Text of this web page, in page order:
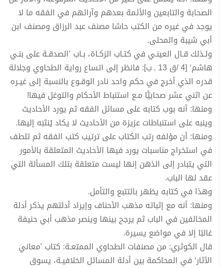
الصحابة والتابعين والأئمة بعدهم وآرائهم في الفقه ما لا
يوجد في غيره من الكتب حاشا مصنف عبد الرزاق ومصنف ابن
أبي شيبة والمحلى.
ولـذلك قـال العينـي في كتـاب الزكـاة، بـاب ’الصدقـة على بنـي
هاشم‘ [4 /ق 13 ـ ب]: فانظر إلى اتساع رواية الطحاوي وجلالة
قدره الذي أخرج في حكم واحد نادر الوقـوع بالنسبة إلى غيـره
عن اثني عشر صحابيًّا مـع استنباط الأحكام والتوغل فيها!
ومنها: أنه بوب كتابه على مسائل الفقه ثم يورد الأحاديث
وينبه على استنباطات عزيزة من الأحاديث لا يكاد يُنتَبَه إليها.
ومنها: أن مؤلفه رتب الكتاب على ترتيب كتب الفقه ثم تلطف
في استخراج مناسبات يورد فيها الأحاديث المتعلقة بالأمور
التي يتبادر إلى الذهن إنها ليست متعلقة بتلك المسألة التي
عقد لها الباب.
وهذا في كتابه يظهر بالتتبع والتأمل.
ومنها: أنه مع إثباته مذهب الأحناف وإيراد أدلتهم يذكر أدلة
المخالفين في الباب ثم يرجح بينها وينصر مذهب أبي حنيفة
غالبًا إلا في مواضع يسيرة.
قال الكوثري: من مصنفات الطحاوي الممتعـة: كتاب ’معاني
الآثار‘ في المحاكمة بين أدلة المسائل الخلافيـة، يسوق